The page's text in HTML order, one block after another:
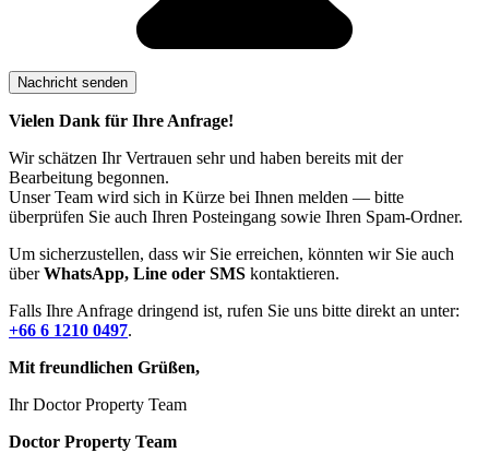
Vielen Dank für Ihre Anfrage!
Wir schätzen Ihr Vertrauen sehr und haben bereits mit der
Bearbeitung begonnen.
Unser Team wird sich in Kürze bei Ihnen melden — bitte
überprüfen Sie auch Ihren Posteingang sowie Ihren Spam-Ordner.
Um sicherzustellen, dass wir Sie erreichen, könnten wir Sie auch
überWhatsApp, Line oder SMS kontaktieren.
Falls Ihre Anfrage dringend ist, rufen Sie uns bitte direkt an unter:
+66 6 1210 0497.
Mit freundlichen Grüßen,
Ihr Doctor Property Team
Doctor Property Team